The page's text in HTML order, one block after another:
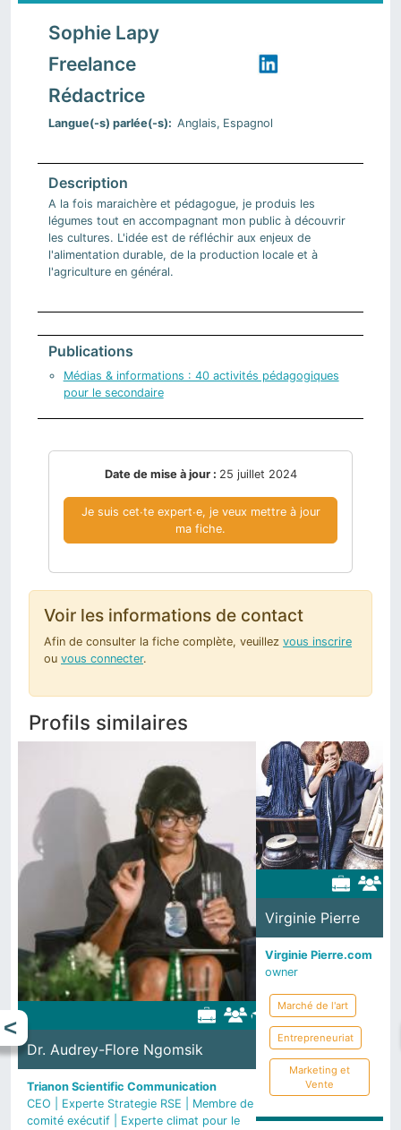
Sophie Lapy
Freelance
Rédactrice
Langue(-s) parlée(-s) Anglais Espagnol
A la fois maraichère et pédagogue, je produis les
légumes tout en accompagnant mon public à découvrir
les cultures. L'idée est de réfléchir aux enjeux de
l'alimentation durable, de la production locale et à
l'agriculture en général.
Publications
Médias & informations : 40 activités pédagogiques
pour le secondaire
Date de mise à jour : 25 juillet 2024
Je suis cet∙te expert∙e, je veux mettre à jour
ma fiche.
Voir les informations de contact
Afin de consulter la fiche complète, veuillez vous inscrire
ou vous connecter.
Profils similaires
Dr. Audrey-Flore Ngomsik
Trianon Scientific Communication
CEO | Experte Strategie RSE | Membre de
comité exécutif | Experte climat pour le
Virginie Pierre
Virginie Pierre.com
owner
Marché de l'art
Entrepreneuriat
Marketing et
Vente